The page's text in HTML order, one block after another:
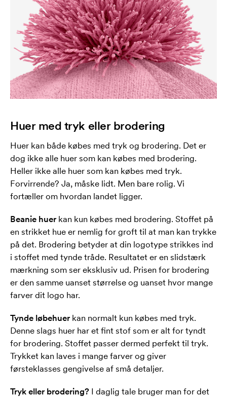
Huer med tryk eller brodering
Huer kan både købes med tryk og brodering. Det er
dog ikke alle huer som kan købes med brodering.
Heller ikke alle huer som kan købes med tryk.
Forvirrende? Ja, måske lidt. Men bare rolig. Vi
fortæller om hvordan landet ligger.
Beanie huer kan kun købes med brodering. Stoffet på
en strikket hue er nemlig for groft til at man kan trykke
på det. Brodering betyder at din logotype strikkes ind
i stoffet med tynde tråde. Resultatet er en slidstærk
mærkning som ser eksklusiv ud. Prisen for brodering
er den samme uanset størrelse og uanset hvor mange
farver dit logo har.
Tynde løbehuer kan normalt kun købes med tryk.
Denne slags huer har et fint stof som er alt for tyndt
for brodering. Stoffet passer dermed perfekt til tryk.
Trykket kan laves i mange farver og giver
førsteklasses gengivelse af små detaljer.
Tryk eller brodering? I daglig tale bruger man for det